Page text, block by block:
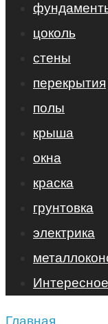
цоколь
стены
перекрытия
полы
крыша
окна
краска
грунтовка
электрика
Интересное
Главная